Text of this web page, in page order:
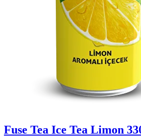
Fuse Tea Ice Tea Limon